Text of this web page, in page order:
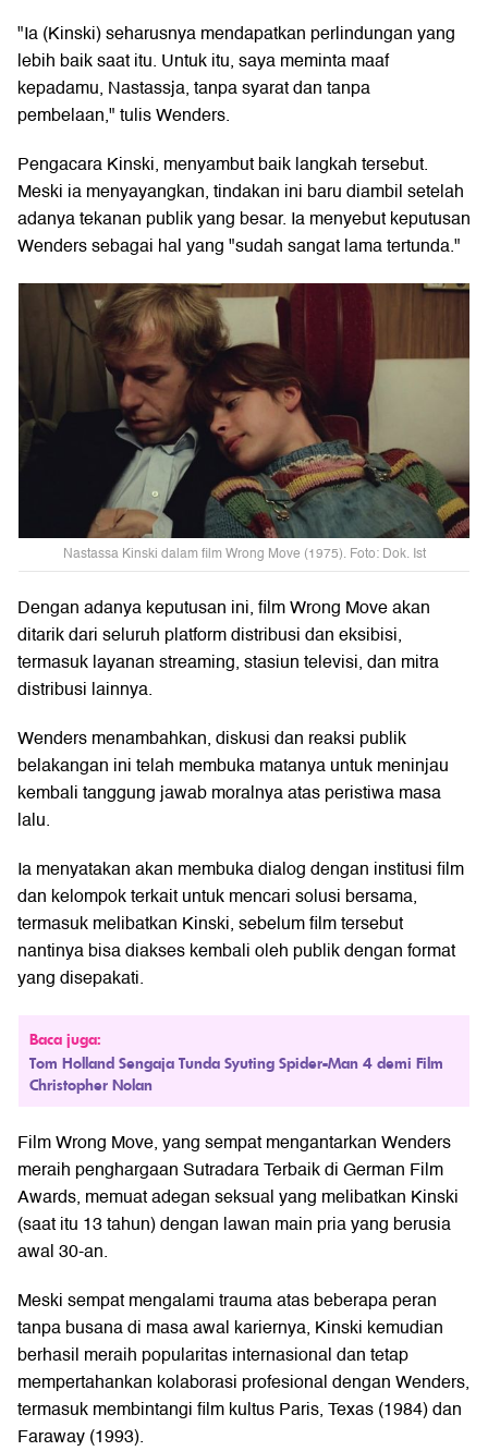
"Ia (Kinski) seharusnya mendapatkan perlindungan yang
lebih baik saat itu. Untuk itu, saya meminta maaf
kepadamu, Nastassja, tanpa syarat dan tanpa
pembelaan," tulis Wenders.
Pengacara Kinski, menyambut baik langkah tersebut.
Meski ia menyayangkan, tindakan ini baru diambil setelah
adanya tekanan publik yang besar. Ia menyebut keputusan
Wenders sebagai hal yang "sudah sangat lama tertunda."
Nastassa Kinski dalam film Wrong Move (1975). Foto: Dok. Ist
Dengan adanya keputusan ini, film Wrong Move akan
ditarik dari seluruh platform distribusi dan eksibisi,
termasuk layanan streaming, stasiun televisi, dan mitra
distribusi lainnya.
Wenders menambahkan, diskusi dan reaksi publik
belakangan ini telah membuka matanya untuk meninjau
kembali tanggung jawab moralnya atas peristiwa masa
lalu.
Ia menyatakan akan membuka dialog dengan institusi film
dan kelompok terkait untuk mencari solusi bersama,
termasuk melibatkan Kinski, sebelum film tersebut
nantinya bisa diakses kembali oleh publik dengan format
yang disepakati.
Baca juga:
Tom Holland Sengaja Tunda Syuting Spider-Man 4 demi Film
Christopher Nolan
Film Wrong Move, yang sempat mengantarkan Wenders
meraih penghargaan Sutradara Terbaik di German Film
Awards, memuat adegan seksual yang melibatkan Kinski
(saat itu 13 tahun) dengan lawan main pria yang berusia
awal 30-an.
Meski sempat mengalami trauma atas beberapa peran
tanpa busana di masa awal kariernya, Kinski kemudian
berhasil meraih popularitas internasional dan tetap
mempertahankan kolaborasi profesional dengan Wenders,
termasuk membintangi film kultus Paris, Texas (1984) dan
Faraway (1993).